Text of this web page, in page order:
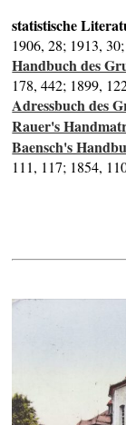
statistische
1906, 28; 1913,
Handbuch des
178, 442; 1899,
Adressbuch des
Rauer's
Baensch's
111, 117; 1854,